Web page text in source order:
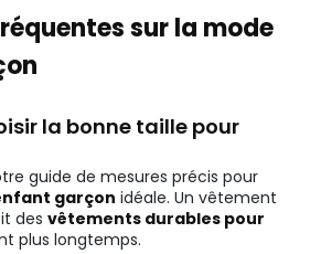
sur la mode
la bonne taille pour
guide de mesures précis pour
garçon idéale. Un vêtement
des vêtements durables pour
plus longtemps.